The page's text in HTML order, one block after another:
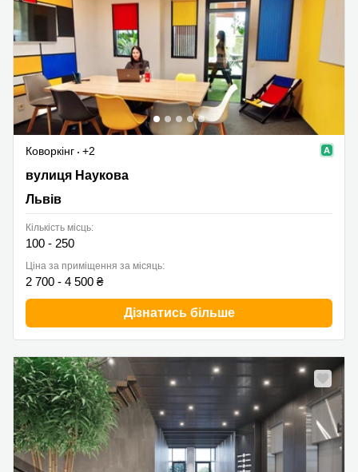
Коворкінг
+2
вулиця Наукова 2Б, Львів, Львів
вулиця Наукова
Львів
Кількість місць:
100 - 250
Ціна за приміщення за місяць:
2 700 - 4 500 ₴
Дізнатись більше